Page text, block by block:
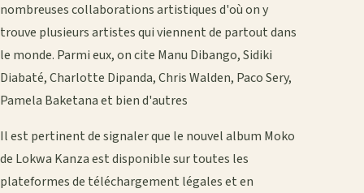
nombreuses collaborations artistiques d'où on y
trouve plusieurs artistes qui viennent de partout dans
le monde. Parmi eux, on cite Manu Dibango, Sidiki
Diabaté, Charlotte Dipanda, Chris Walden, Paco Sery,
Pamela Baketana et bien d'autres
Il est pertinent de signaler que le nouvel album Moko
de Lokwa Kanza est disponible sur toutes les
plateformes de téléchargement légales et en